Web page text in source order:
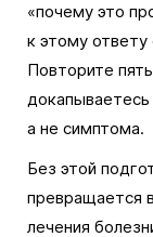
«почему это
к этому ответу
Повторите
а не симптома.
Без этой
превращается
лечения